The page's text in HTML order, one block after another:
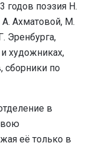
годов поэзия Н.
Ахматовой, М.
Эренбурга,
художниках,
сборники по
в
её только в